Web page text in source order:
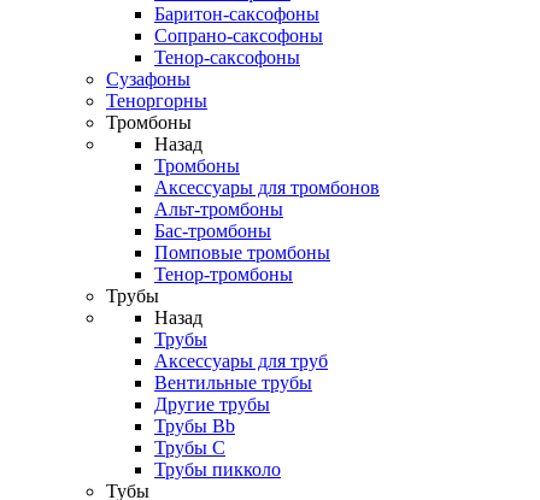
Баритон-саксофоны
Сопрано-саксофоны
Тенор-саксофоны
Сузафоны
Теноргорны
Тромбоны
Назад
Тромбоны
Аксессуары для тромбонов
Альт-тромбоны
Бас-тромбоны
Помповые тромбоны
Тенор-тромбоны
Трубы
Назад
Трубы
Аксессуары для труб
Вентильные трубы
Другие трубы
Трубы Bb
Трубы C
Трубы пикколо
Тубы